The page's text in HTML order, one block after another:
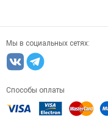
Мы в социальных сетях:
Способы оплаты